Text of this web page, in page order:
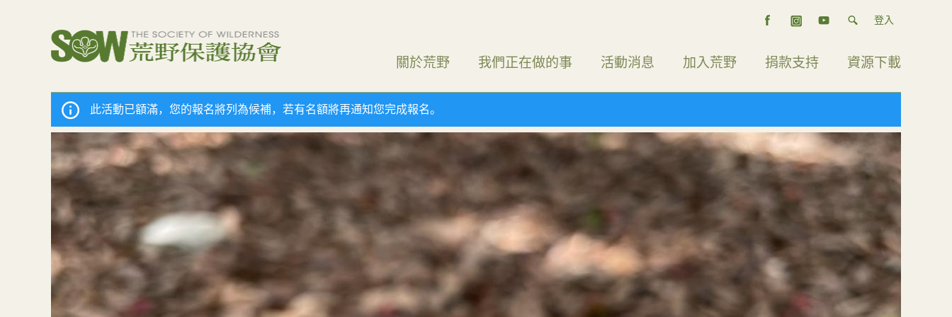
登入
關於荒野 我們正在做的事 活動消息 加入荒野 捐款支持 資源下載
此活動已額滿，您的報名將列為候補，若有名額將再通知您完成報名。